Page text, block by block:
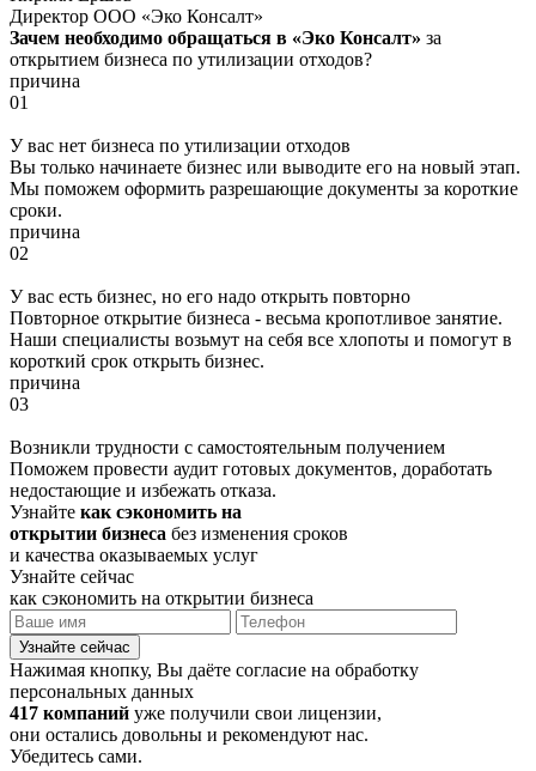
Директор ООО «Эко Консалт»
Зачем необходимо обращаться в «Эко Консалт» за
открытием бизнеса по утилизации отходов?
причина
01
У вас нет бизнеса по утилизации отходов
Вы только начинаете бизнес или выводите его на новый этап.
Мы поможем оформить разрешающие документы за короткие
сроки.
причина
02
У вас есть бизнес, но его надо открыть повторно
Повторное открытие бизнеса - весьма кропотливое занятие.
Наши специалисты возьмут на себя все хлопоты и помогут в
короткий срок открыть бизнес.
причина
03
Возникли трудности с самостоятельным получением
Поможем провести аудит готовых документов, доработать
недостающие и избежать отказа.
Узнайте как сэкономить на
открытии бизнеса без изменения сроков
и качества оказываемых услуг
Узнайте сейчас
как сэкономить на открытии бизнеса
Узнайте сейчас
Нажимая кнопку, Вы даёте согласие на обработку
персональных данных
417 компаний уже получили свои лицензии,
они остались довольны и рекомендуют нас.
Убедитесь сами.